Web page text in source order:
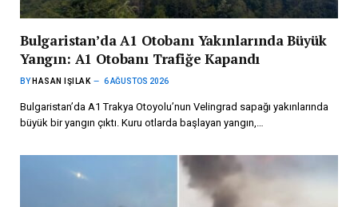
Bulgaristan’da A1 Otobanı Yakınlarında Büyük
Yangın: A1 Otobanı Trafiğe Kapandı
BY HASAN IŞILAK 6 AĞUSTOS 2026
Bulgaristan’da A1 Trakya Otoyolu’nun Velingrad sapağı yakınlarında
büyük bir yangın çıktı. Kuru otlarda başlayan yangın,…